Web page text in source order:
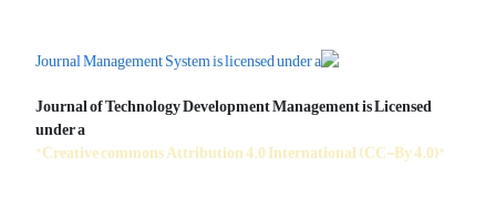
Journal of Technology Development Management is Licensed
under a
"Creative commons Attribution 4.0 International (CC-By 4.0)"